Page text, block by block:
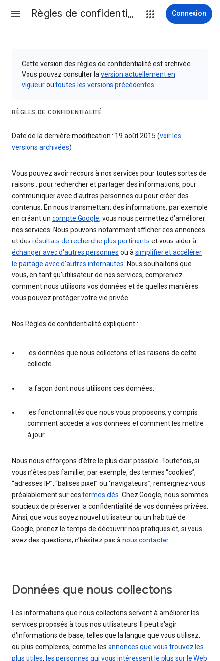
Règles de confidentialité et conditions d’utilisation Connexion
Cette version des règles de confidentialité est archivée.
Vous pouvez consulter la version actuellement en
vigueurou toutes les versions précédentes
RÈGLES DE CONFIDENTIALITÉ
Date de la dernière modification : 19 août 2015 (voir les
versions archivées)
Vous pouvez avoir recours à nos services pour toutes sortes de
raisons : pour rechercher et partager des informations, pour
communiquer avec d'autres personnes ou pour créer des
contenus. En nous transmettant des informations, par exemple
en créant un compte Google, vous nous permettez d'améliorer
nos services. Nous pouvons notamment afficher des annonces
et des résultats de recherche plus pertinents et vous aider à
échanger avec d'autres personnes ou àsimplifier et accélérer
le partage avec d'autres internautes. Nous souhaitons que
vous, en tant qu'utilisateur de nos services, compreniez
comment nous utilisons vos données et de quelles manières
vous pouvez protéger votre vie privée.
Nos Règles de confidentialité expliquent :
les données que nous collectons et les raisons de cette
collecte.
la façon dont nous utilisons ces données.
les fonctionnalités que nous vous proposons, y compris
comment accéder à vos données et comment les mettre
à jour.
Nous nous efforçons d’être le plus clair possible. Toutefois, si
vous n’êtes pas familier, par exemple, des termes “cookies”,
“adresses IP”, “balises pixel” ou “navigateurs”, renseignez-vous
préalablement sur ces termes clés. Chez Google, nous sommes
soucieux de préserver la confidentialité de vos données privées.
Ainsi, que vous soyez nouvel utilisateur ou un habitué de
Google, prenez le temps de découvrir nos pratiques et, si vous
avez des questions, n’hésitez pas ànous contacter.
Données que nous collectons
Les informations que nous collectons servent à améliorer les
services proposés à tous nos utilisateurs. Il peut s'agir
d'informations de base, telles que la langue que vous utilisez,
ou plus complexes, comme les annonces que vous trouvez les
plus utiles, les personnes qui vous intéressent le plus sur le Web